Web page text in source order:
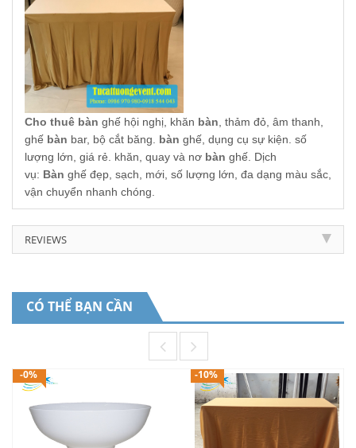
Cho thuê bàn ghế hội nghị, khăn bàn , thảm đỏ, âm thanh,
ghế bàn bar, bộ cắt băng. bàn ghế, dụng cụ sự kiện. số
lượng lớn, giá rẻ. khăn, quay và nơ bàn ghế. Dịch
vụ: Bàn ghế đẹp, sạch, mới, số lượng lớn, đa dạng màu sắc,
vận chuyển nhanh chóng.
REVIEWS
CÓ THỂ BẠN CẦN
-0% -10%